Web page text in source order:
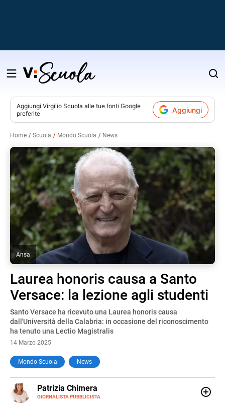
Salta
contenuto
Aggiungi Virgilio Scuola alle tue fonti Google
preferite
Aggiungi
Home Scuola Mondo Scuola News
Ansa
Laurea honoris causa a Santo
Versace: la lezione agli studenti
Santo Versace ha ricevuto una Laurea honoris causa
dall'Università della Calabria: in occasione del riconoscimento
ha tenuto una Lectio Magistralis
14 Marzo 2025
Mondo Scuola News
Patrizia Chimera
GIORNALISTA PUBBLICISTA
E-
MAIL
LINKEDIN